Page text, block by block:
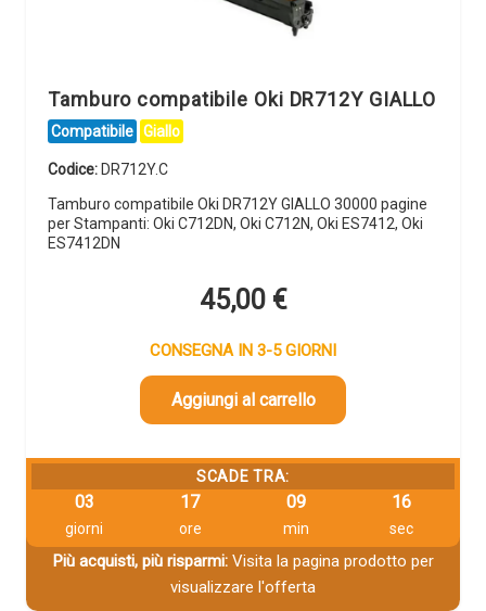
Tamburo compatibile Oki DR712Y GIALLO
Compatibile Giallo
Codice: DR712Y.C
Tamburo compatibile Oki DR712Y GIALLO 30000 pagine
per Stampanti: Oki C712DN, Oki C712N, Oki ES7412, Oki
ES7412DN
45,00 €
CONSEGNA IN 3-5 GIORNI
Aggiungi al carrello
SCADE TRA:
03
giorni
17
ore
09
min
16
sec
Più acquisti, più risparmi:Visita la pagina prodotto per
visualizzare l'offerta